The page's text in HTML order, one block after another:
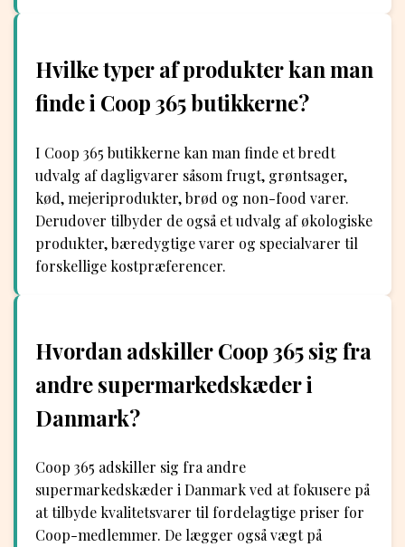
Hvilke typer af produkter kan man
finde i Coop 365 butikkerne?
I Coop 365 butikkerne kan man finde et bredt
udvalg af dagligvarer såsom frugt, grøntsager,
kød, mejeriprodukter, brød og non-food varer.
Derudover tilbyder de også et udvalg af økologiske
produkter, bæredygtige varer og specialvarer til
forskellige kostpræferencer.
Hvordan adskiller Coop 365 sig fra
andre supermarkedskæder i
Danmark?
Coop 365 adskiller sig fra andre
supermarkedskæder i Danmark ved at fokusere på
at tilbyde kvalitetsvarer til fordelagtige priser for
Coop-medlemmer. De lægger også vægt på